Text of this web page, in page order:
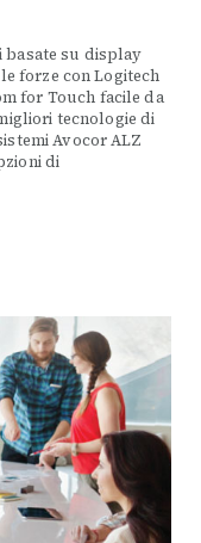
basate su display
forze con Logitech
for Touch facile da
tecnologie di
Avocor ALZ
di